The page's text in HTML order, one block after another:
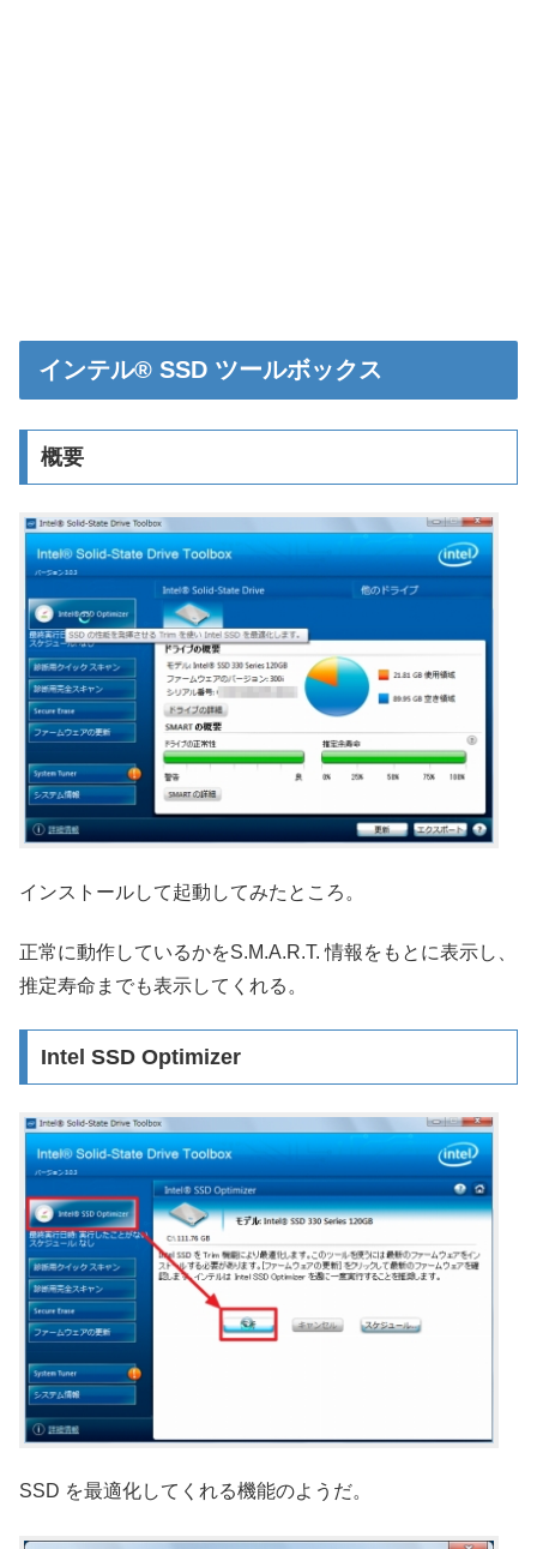
インテル® SSD ツールボックス
概要
インストールして起動してみたところ。
正常に動作しているかをS.M.A.R.T. 情報をもとに表示し、
推定寿命までも表示してくれる。
Intel SSD Optimizer
SSD を最適化してくれる機能のようだ。